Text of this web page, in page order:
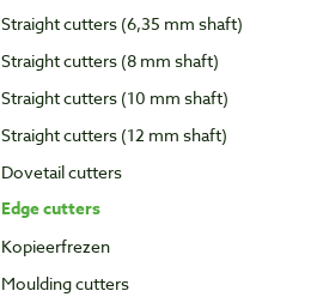
Straight cutters (6,35 mm shaft)
Straight cutters (8 mm shaft)
Straight cutters (10 mm shaft)
Straight cutters (12 mm shaft)
Dovetail cutters
Edge cutters
Kopieerfrezen
Moulding cutters